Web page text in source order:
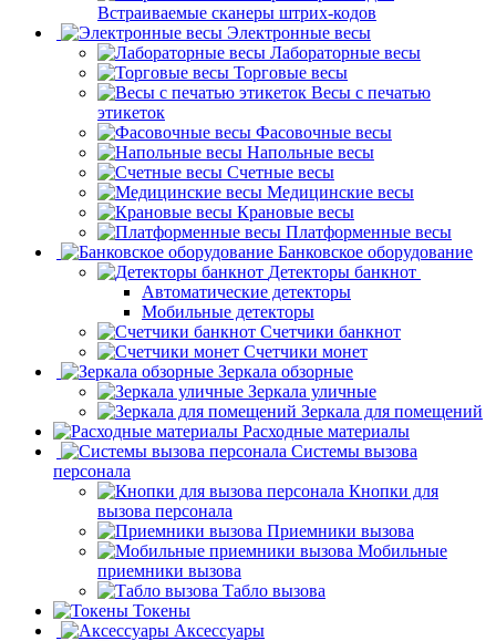
Встраиваемые сканеры штрих-кодов
Электронные весы
Лабораторные весы
Торговые весы
Весы с печатью
этикеток
Фасовочные весы
Напольные весы
Счетные весы
Медицинские весы
Крановые весы
Платформенные весы
Банковское оборудование
Детекторы банкнот
Автоматические детекторы
Мобильные детекторы
Счетчики банкнот
Счетчики монет
Зеркала обзорные
Зеркала уличные
Зеркала для помещений
Расходные материалы
Системы вызова
персонала
Кнопки для
вызова персонала
Приемники вызова
Мобильные
приемники вызова
Табло вызова
Токены
Аксессуары